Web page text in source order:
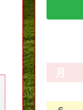
月